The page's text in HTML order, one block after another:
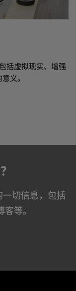
括虚拟现实、增强
义。
切信息，包括
等。